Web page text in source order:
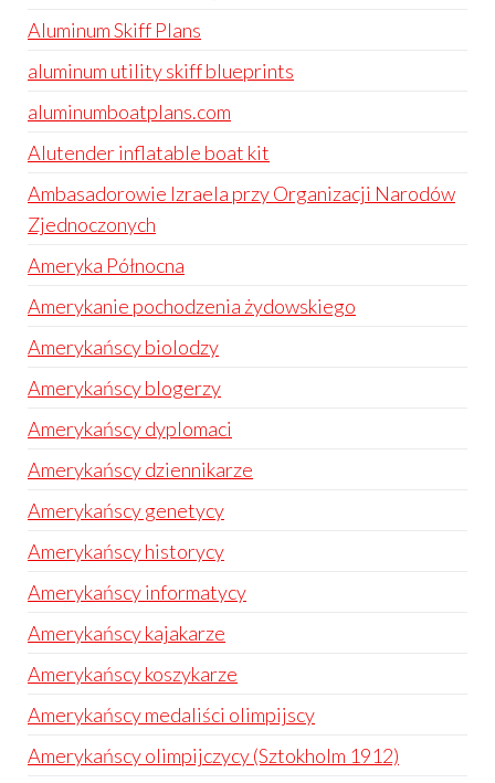
Aluminum Skiff Plans
aluminum utility skiff blueprints
aluminumboatplans.com
Alutender inflatable boat kit
Ambasadorowie Izraela przy Organizacji Narodów
Zjednoczonych
Ameryka Północna
Amerykanie pochodzenia żydowskiego
Amerykańscy biolodzy
Amerykańscy blogerzy
Amerykańscy dyplomaci
Amerykańscy dziennikarze
Amerykańscy genetycy
Amerykańscy historycy
Amerykańscy informatycy
Amerykańscy kajakarze
Amerykańscy koszykarze
Amerykańscy medaliści olimpijscy
Amerykańscy olimpijczycy (Sztokholm 1912)